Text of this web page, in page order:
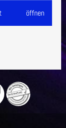
öffnen